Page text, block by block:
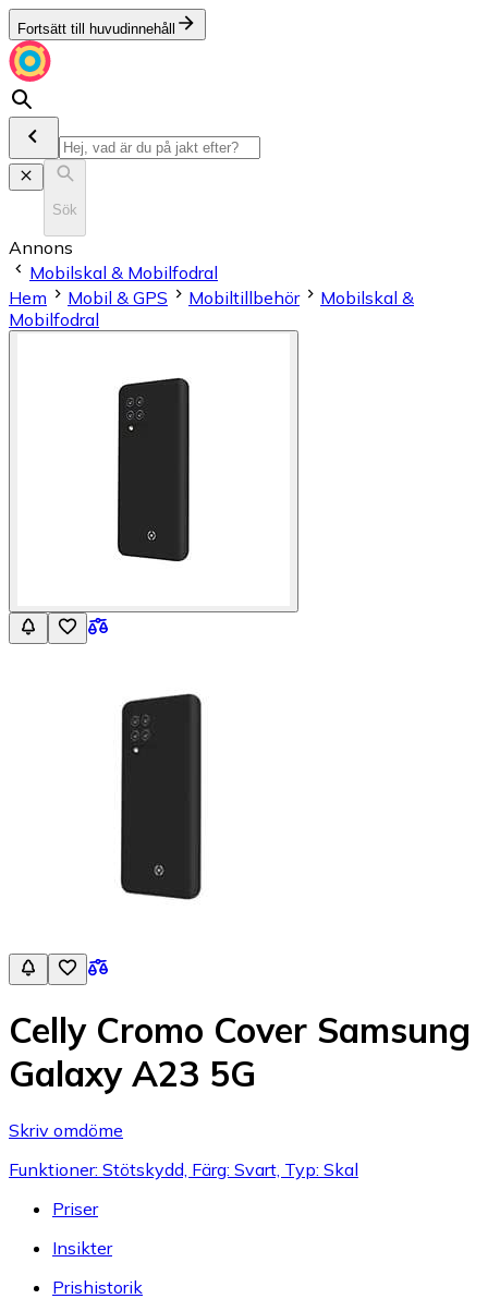
Fortsätt till huvudinnehåll
Sök
Annons
Mobilskal & Mobilfodral
Hem
Mobil & GPS Mobiltillbehör
Mobilskal &
Mobilfodral
Celly Cromo Cover Samsung
Galaxy A23 5G
Skriv omdöme
Funktioner: Stötskydd, Färg: Svart, Typ: Skal
Priser
Insikter
Prishistorik